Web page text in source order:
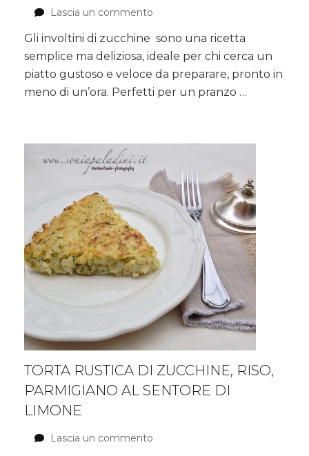
Lascia un commento
degli
involtini
di
zucchine
Gli involtini di zucchine sono una ricetta
semplice ma deliziosa, ideale per chi cerca un
piatto gustoso e veloce da preparare, pronto in
meno di un’ora. Perfetti per un pranzo …
TORTA RUSTICA DI ZUCCHINE, RISO,
PARMIGIANO AL SENTORE DI
LIMONE
Lascia un commento